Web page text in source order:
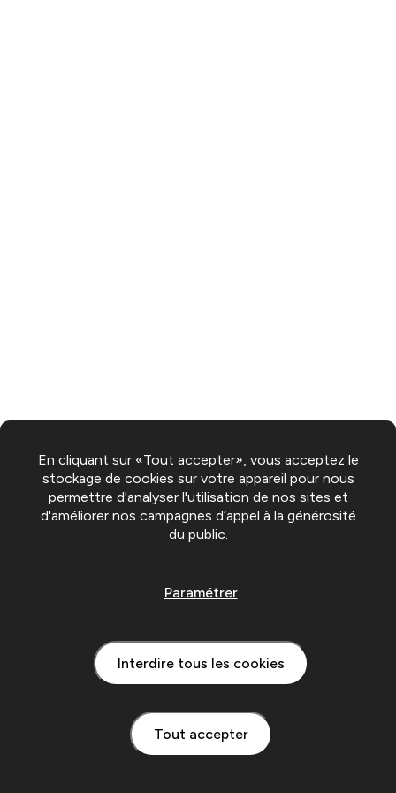
En cliquant sur «Tout accepter», vous acceptez le
stockage de cookies sur votre appareil pour nous
permettre d'analyser l'utilisation de nos sites et
d'améliorer nos campagnes d’appel à la générosité
du public.
Tout accepter
Interdire tous les cookies
Paramétrer